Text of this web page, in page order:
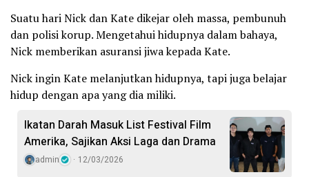
Suatu hari Nick dan Kate dikejar oleh massa, pembunuh
dan polisi korup. Mengetahui hidupnya dalam bahaya,
Nick memberikan asuransi jiwa kepada Kate.
Nick ingin Kate melanjutkan hidupnya, tapi juga belajar
hidup dengan apa yang dia miliki.
Ikatan Darah Masuk List Festival Film
Amerika, Sajikan Aksi Laga dan Drama
admin 12/03/2026